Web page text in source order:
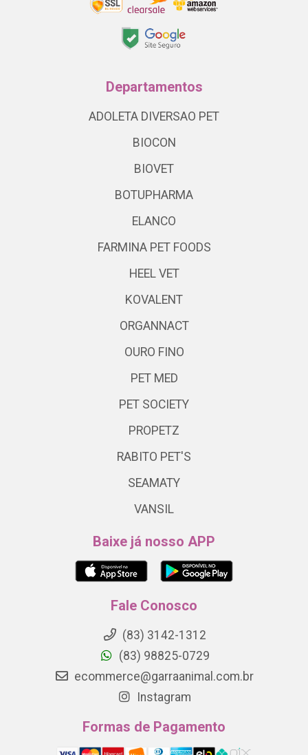
Departamentos
ADOLETA DIVERSAO PET
BIOCON
BIOVET
BOTUPHARMA
ELANCO
FARMINA PET FOODS
HEEL VET
KOVALENT
ORGANNACT
OURO FINO
PET MED
PET SOCIETY
PROPETZ
RABITO PET'S
SEAMATY
VANSIL
Baixe já nosso APP
Fale Conosco
(83) 3142-1312
(83) 98825-0729
ecommerce@garraanimal.com.br
Instagram
Formas de Pagamento